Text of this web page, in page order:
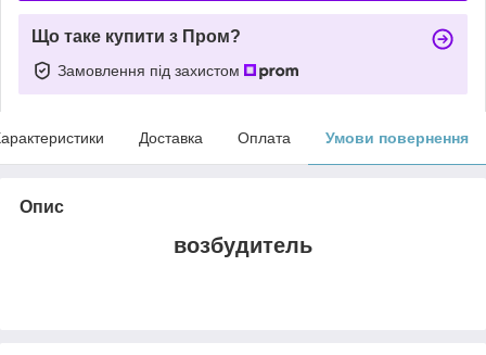
Що таке купити з Пром?
Замовлення під захистом
Доставка Оплата Умови повернення
Опис
возбудитель